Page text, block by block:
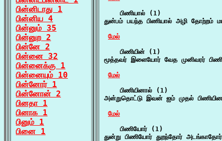
பின்னிடாது 1
பின்னிய 4
பின்னும் 35
பின்னுற 2
பின்னே 2
பின்னை 32
பின்னைக்கு 1
பின்னையும் 10
பின்னோர் 1
பின்னோன் 2
பினதா 1
பினாக 1
பினும் 1
பினை 1
    பிணியால் (1)
துன்பம் பயந்த பிணியால் அழி தோற்றம்
மேல்
    பிணியின் (1)
மூத்தவர் இளையோர் வேத முனிவரர்
மேல்
    பிணியினால் (1)
அன்றுதொட்டு இவன் ஐம் முதல்
மேல்
    பிணியோர் (1)
துன்று பிணியோர் துறந்தோர்